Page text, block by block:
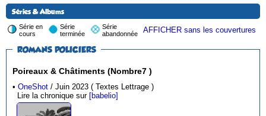
Séries & Albums
Série en
cours
Série
terminée
Série
abandonnée
AFFICHER sans les couvertures
ROMANS POLICIERS
Poireaux & Châtiments (Nombre7 )
•OneShot
/ Juin 2023 ( Textes Lettrage )
Lire la chronique sur [babelio]